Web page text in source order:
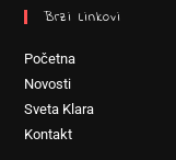
Brzi Linkovi
Početna
Novosti
Sveta Klara
Kontakt